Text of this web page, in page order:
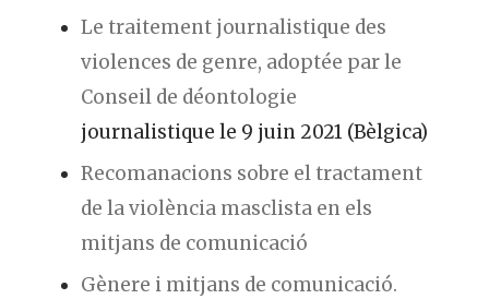
Le traitement journalistique des
violences de genre, adoptée par le
Conseil de déontologie
journalistique le 9 juin 2021 (Bèlgica)
Recomanacions sobre el tractament
de la violència masclista en els
mitjans de comunicació
Gènere i mitjans de comunicació.